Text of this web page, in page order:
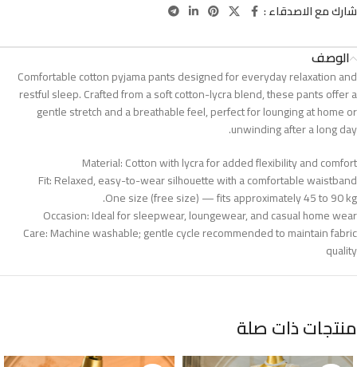
شارك مع الاصدقاء :
الوصف
Comfortable cotton pyjama pants designed for everyday relaxation and
restful sleep. Crafted from a soft cotton-lycra blend, these pants offer a
gentle stretch and a breathable feel, perfect for lounging at home or
unwinding after a long day.
Material: Cotton with lycra for added flexibility and comfort
Fit: Relaxed, easy-to-wear silhouette with a comfortable waistband
One size (free size) — fits approximately 45 to 90 kg.
Occasion: Ideal for sleepwear, loungewear, and casual home wear
Care: Machine washable; gentle cycle recommended to maintain fabric
quality
منتجات ذات صلة